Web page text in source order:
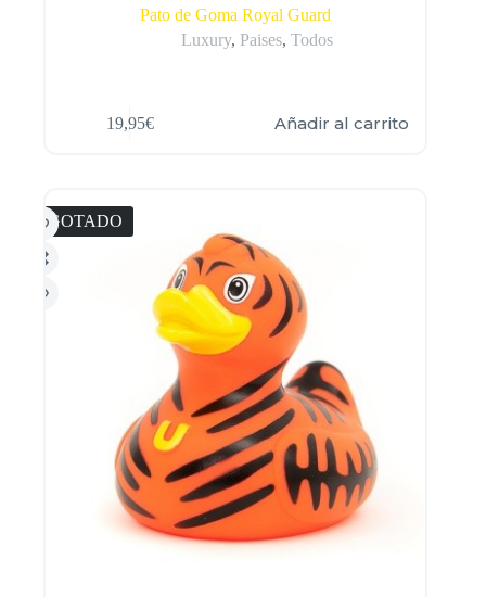
Pato de Goma Royal Guard
Luxury, Paises,Todos
19,95€ Añadir al carrito
AGOTADO